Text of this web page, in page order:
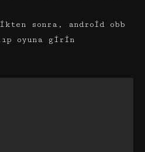
sonra, android obb
oyuna girin